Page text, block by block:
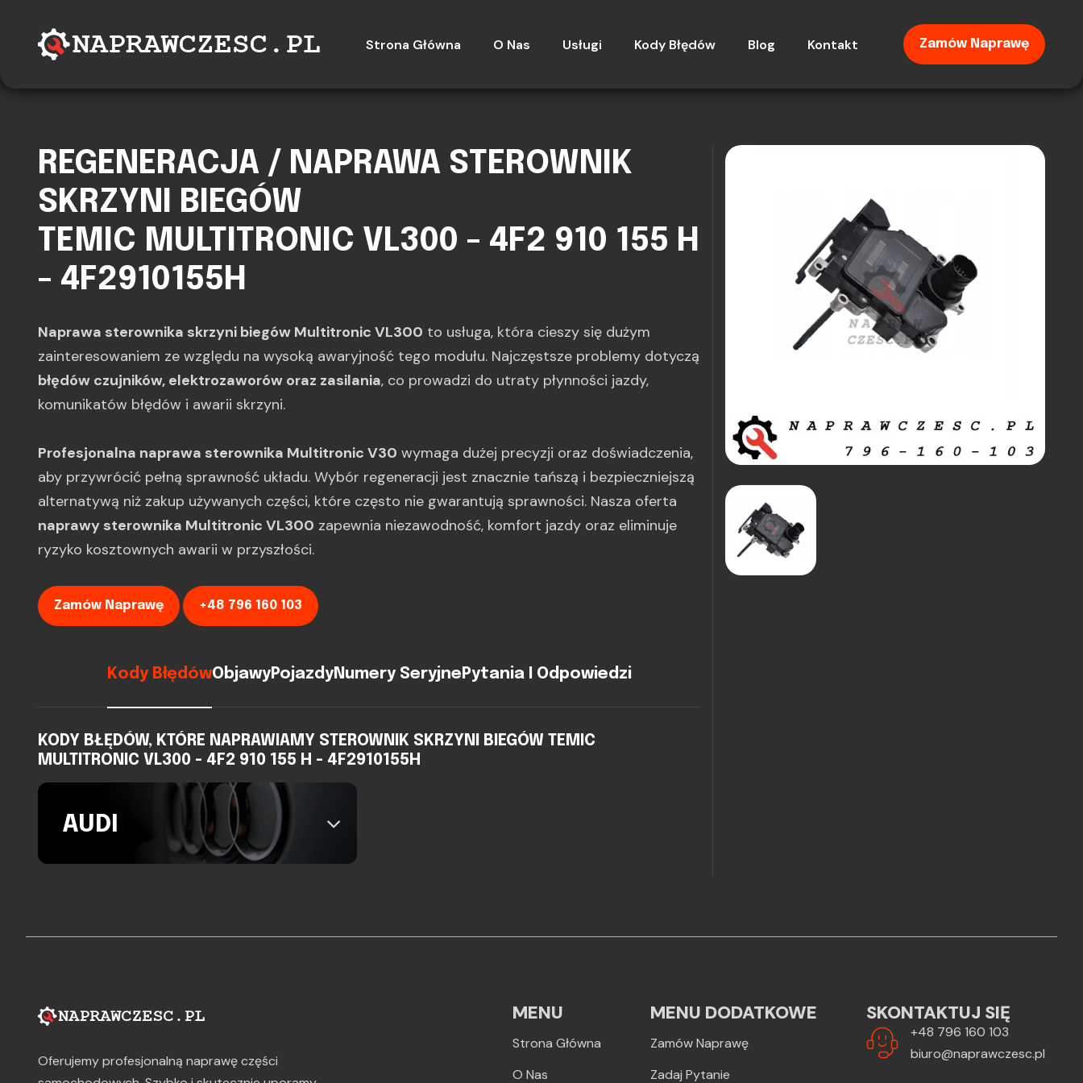
Strona Główna O Nas Usługi Kody Błędów Blog Kontakt Zamów Naprawę
REGENERACJA / NAPRAWA STEROWNIK
SKRZYNI BIEGÓW
TEMIC MULTITRONIC VL300 - 4F2 910 155 H
- 4F2910155H
Naprawa sterownika skrzyni biegów Multitronic VL300 to usługa, która cieszy się dużym
zainteresowaniem ze względu na wysoką awaryjność tego modułu. Najczęstsze problemy dotyczą
błędów czujników, elektrozaworów oraz zasilania, co prowadzi do utraty płynności jazdy,
komunikatów błędów i awarii skrzyni.
Profesjonalna naprawa sterownika Multitronic V30 wymaga dużej precyzji oraz doświadczenia,
aby przywrócić pełną sprawność układu. Wybór regeneracji jest znacznie tańszą i bezpieczniejszą
alternatywą niż zakup używanych części, które często nie gwarantują sprawności. Nasza oferta
naprawy sterownika Multitronic VL300 zapewnia niezawodność, komfort jazdy oraz eliminuje
ryzyko kosztownych awarii w przyszłości.
Zamów Naprawę +48 796 160 103
Kody BłędówObjawyPojazdyNumery Seryjne Pytania I Odpowiedzi
KODY BŁĘDÓW, KTÓRE NAPRAWIAMY STEROWNIK SKRZYNI BIEGÓW TEMIC
MULTITRONIC VL300 - 4F2 910 155 H - 4F2910155H
AUDI
Oferujemy profesjonalną naprawę części
MENU
Strona Główna
O Nas
MENU DODATKOWE
Zamów Naprawę
Zadaj Pytanie
SKONTAKTUJ SIĘ
+48 796 160 103
biuro@naprawczesc.pl